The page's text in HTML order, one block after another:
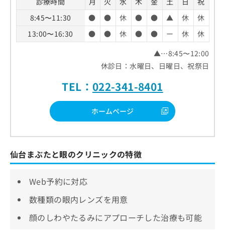
8:45〜11:30
● ● 休 ● ● ▲ 休
休
13:00〜16:30
● ● 休 ● ● ー 休
休
▲…8:45〜12:00
休診日：水曜日、日曜日、祝祭日
TEL： 022-341-8401
ホームページ
仙台まぶたと眼のクリニックの特徴
Web予約に対応
数種類の眼内レンズを用意
顔のしわやたるみにアプローチした治療も可能